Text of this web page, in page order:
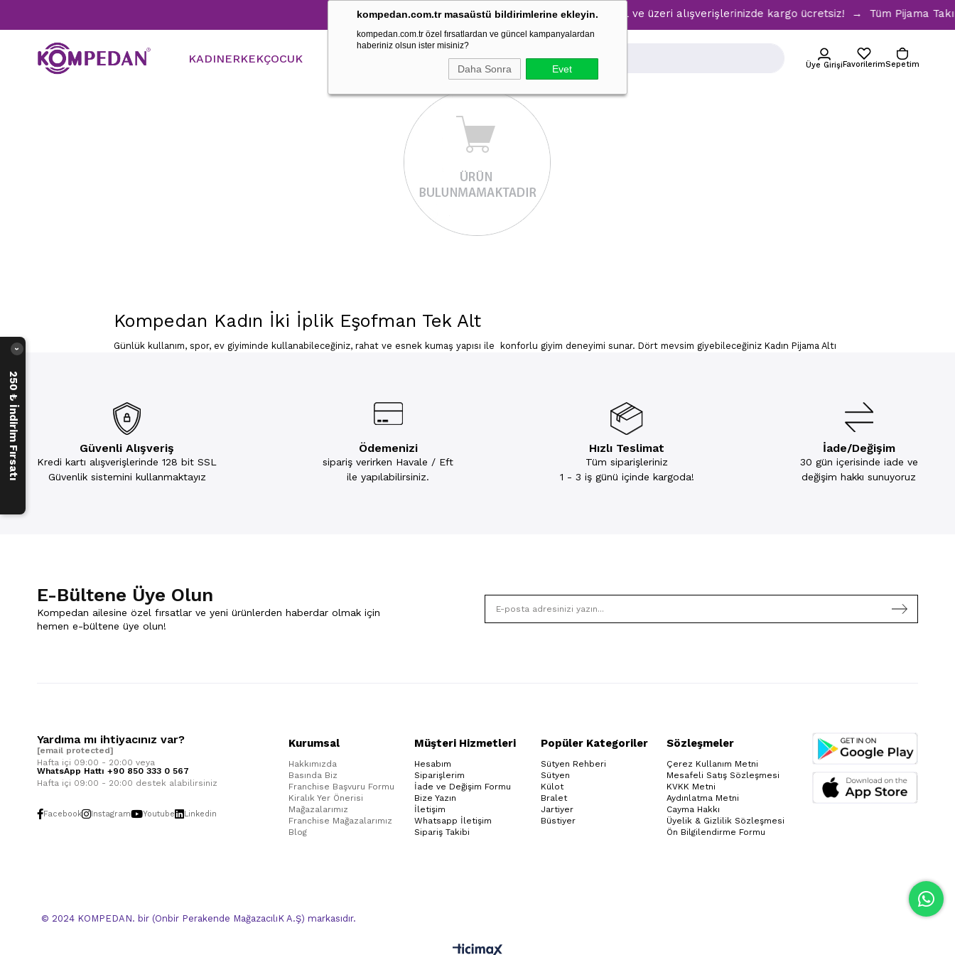
kompedan.com.tr masaüstü bildirimlerine ekleyin.
kompedan.com.tr özel fırsatlardan ve güncel kampanyalardan
haberiniz olsun ister misiniz?
Daha Sonra Evet
Tüm Pijama Takımlarında %30 İndirim → 1500 TL ve üzeri alışverişlerinizde kargo ücretsiz! → Tüm Pijama
KADINERKEKÇOCUK Üye GirişiFavorilerimSepetim
Kompedan Kadın İki İplik Eşofman Tek Alt
Günlük kullanım, spor, ev giyiminde kullanabileceğiniz, rahat ve esnek kumaş yapısı ile konforlu giyim deneyimi sunar. Dört mevsim giyebileceğiniz Kadın Pijama Altı
Güvenli Alışveriş
Kredi kartı alışverişlerinde 128 bit SSL
Güvenlik sistemini kullanmaktayız
Ödemenizi
sipariş verirken Havale / Eft
ile yapılabilirsiniz.
Hızlı Teslimat
Tüm siparişleriniz
1 - 3 iş günü içinde kargoda!
İade/Değişim
30 gün içerisinde iade ve
değişim hakkı sunuyoruz
E-Bültene Üye Olun
Kompedan ailesine özel fırsatlar ve yeni ürünlerden haberdar olmak için
hemen e-bültene üye olun!
Yardıma mı ihtiyacınız var?
[email protected]
Hafta içi 09:00 - 20:00 veya
WhatsApp Hattı +90 850 333 0 567
Hafta içi 09:00 - 20:00 destek alabilirsiniz
Facebook Instagram Youtube Linkedin
Kurumsal
Hakkımızda
Basında Biz
Franchise Başvuru Formu
Kiralık Yer Önerisi
Mağazalarımız
Franchise Mağazalarımız
Blog
Müşteri Hizmetleri
Hesabım
Siparişlerim
İade ve Değişim Formu
Bize Yazın
İletişim
Whatsapp İletişim
Sipariş Takibi
Popüler Kategoriler
Sütyen Rehberi
Sütyen
Külot
Bralet
Jartiyer
Büstiyer
Sözleşmeler
Çerez Kullanım Metni
Mesafeli Satış Sözleşmesi
KVKK Metni
Aydınlatma Metni
Cayma Hakkı
Üyelik & Gizlilik Sözleşmesi
Ön Bilgilendirme Formu
© 2024 KOMPEDAN. bir (Onbir Perakende MağazacılıK A.Ş) markasıdır.
250 ₺ İndirim Fırsatı
›